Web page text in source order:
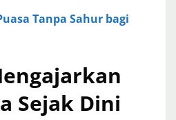
Tanpa Sahur bagi
Sejak Dini